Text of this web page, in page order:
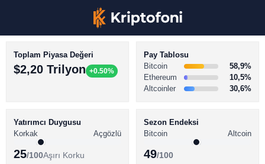
BİTCOİN HABERLERİ
ALTCOİN HABERLERİ
Toplam Piyasa Değeri
$2,20 Trilyon +0.50%
Pay Tablosu
Bitcoin
58,9%
Ethereum
10,5%
Altcoinler
30,6%
Yatırımcı Duygusu
Korkak
Açgözlü
25/100Aşırı Korku
Sezon Endeksi
Bitcoin
Altcoin
49/100